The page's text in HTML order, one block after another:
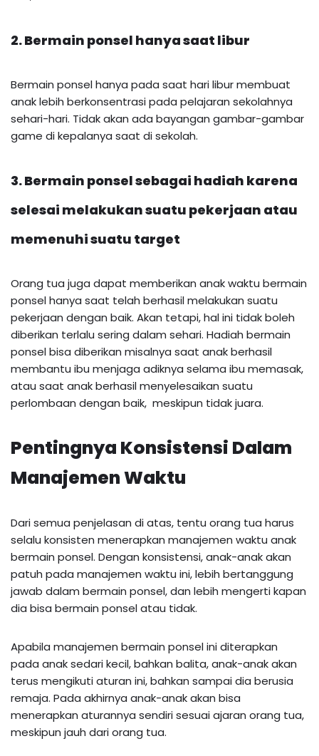
2. Bermain ponsel hanya saat libur
Bermain ponsel hanya pada saat hari libur membuat
anak lebih berkonsentrasi pada pelajaran sekolahnya
sehari-hari. Tidak akan ada bayangan gambar-gambar
game di kepalanya saat di sekolah.
3. Bermain ponsel sebagai hadiah karena
selesai melakukan suatu pekerjaan atau
memenuhi suatu target
Orang tua juga dapat memberikan anak waktu bermain
ponsel hanya saat telah berhasil melakukan suatu
pekerjaan dengan baik. Akan tetapi, hal ini tidak boleh
diberikan terlalu sering dalam sehari. Hadiah bermain
ponsel bisa diberikan misalnya saat anak berhasil
membantu ibu menjaga adiknya selama ibu memasak,
atau saat anak berhasil menyelesaikan suatu
perlombaan dengan baik, meskipun tidak juara.
Pentingnya Konsistensi Dalam
Manajemen Waktu
Dari semua penjelasan di atas, tentu orang tua harus
selalu konsisten menerapkan manajemen waktu anak
bermain ponsel. Dengan konsistensi, anak-anak akan
patuh pada manajemen waktu ini, lebih bertanggung
jawab dalam bermain ponsel, dan lebih mengerti kapan
dia bisa bermain ponsel atau tidak.
Apabila manajemen bermain ponsel ini diterapkan
pada anak sedari kecil, bahkan balita, anak-anak akan
terus mengikuti aturan ini, bahkan sampai dia berusia
remaja. Pada akhirnya anak-anak akan bisa
menerapkan aturannya sendiri sesuai ajaran orang tua,
meskipun jauh dari orang tua.